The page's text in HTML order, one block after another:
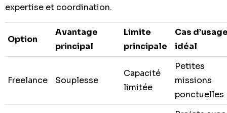
expertise et coordination.
Option
Avantage
principal
Limite
principale
Cas
idéal
Freelance Souplesse
Capacité
limitée
Petites
missions
ponctuelles